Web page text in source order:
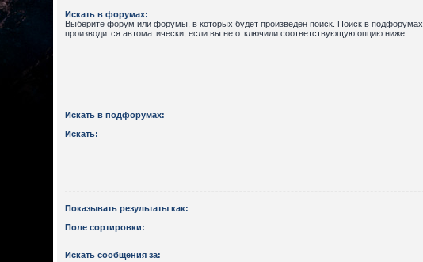
Искать в форумах:
Выберите форум или форумы, в которых будет произведён поиск. Поиск в подфорумах
производится автоматически, если вы не отключили соответствующую опцию ниже.
Искать в подфорумах:
Искать:
Показывать результаты как:
Поле сортировки:
Искать сообщения за: